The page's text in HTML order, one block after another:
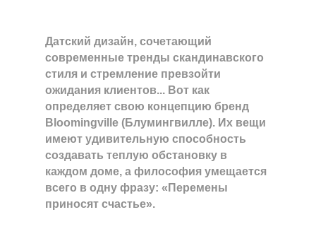
Датский дизайн, сочетающий
современные тренды скандинавского
стиля и стремление превзойти
ожидания клиентов... Вот как
определяет свою концепцию бренд
Bloomingville (Блумингвилле). Их вещи
имеют удивительную способность
создавать теплую обстановку в
каждом доме, а философия умещается
всего в одну фразу: «Перемены
приносят счастье».